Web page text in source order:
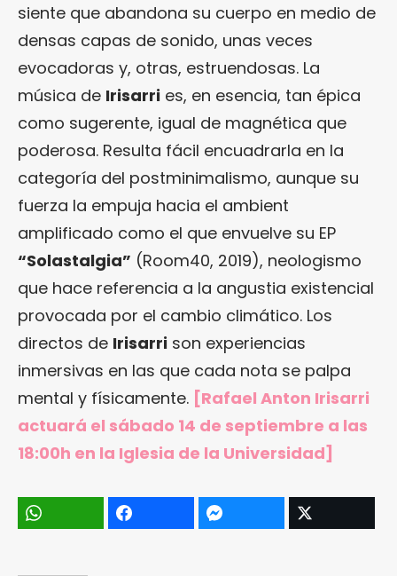
siente que abandona su cuerpo en medio de
densas capas de sonido, unas veces
evocadoras y, otras, estruendosas. La
música de Irisarri es, en esencia, tan épica
como sugerente, igual de magnética que
poderosa. Resulta fácil encuadrarla en la
categoría del postminimalismo, aunque su
fuerza la empuja hacia el ambient
amplificado como el que envuelve su EP
“Solastalgia” (Room40, 2019), neologismo
que hace referencia a la angustia existencial
provocada por el cambio climático. Los
directos de Irisarri son experiencias
inmersivas en las que cada nota se palpa
mental y físicamente. [Rafael Anton Irisarri
actuará el sábado 14 de septiembre a las
18:00h en la Iglesia de la Universidad]